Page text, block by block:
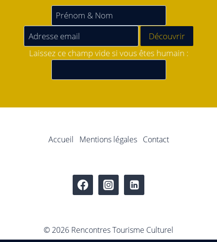
Laissez ce champ vide si vous êtes humain :
Accueil Mentions légales Contact
© 2026 Rencontres Tourisme Culturel